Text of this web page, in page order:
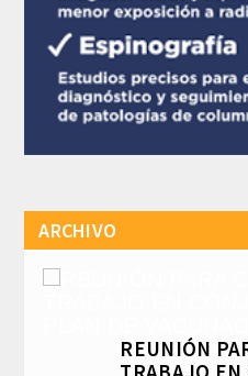
ARCHIVO
REUNIÓN